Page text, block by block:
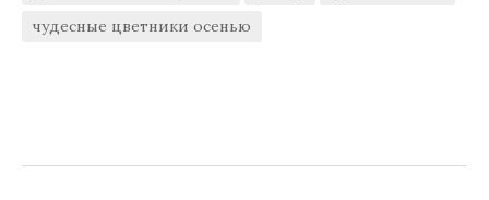
чудесные цветники осенью